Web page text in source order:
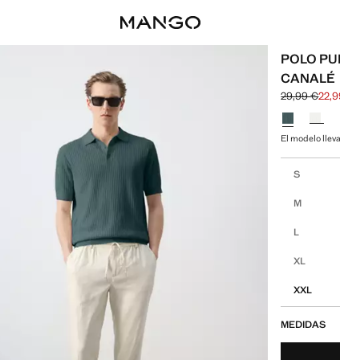
POLO
CANALÉ
Precio
29,99 €
Precio
Selecciona
El modelo
S
M
L
XL
XXL
MEDIDAS